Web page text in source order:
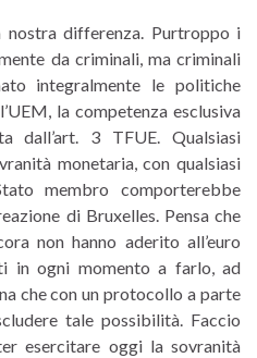
nostra differenza. Purtroppo i
da criminali, ma criminali
integralmente le politiche
la competenza esclusiva
dall’art. 3 TFUE. Qualsiasi
monetaria, con qualsiasi
membro comporterebbe
di Bruxelles. Pensa che
non hanno aderito all’euro
in ogni momento a farlo, ad
che con un protocollo a parte
tale possibilità. Faccio
esercitare oggi la sovranità